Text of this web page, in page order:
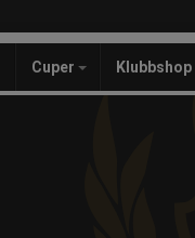
Cuper Klubbshop